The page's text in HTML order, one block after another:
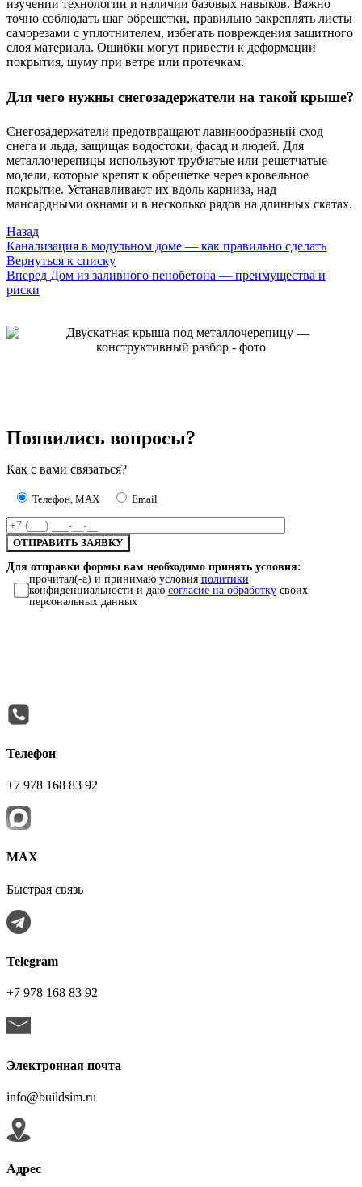
изучении технологии и наличии базовых навыков. Важно
точно соблюдать шаг обрешетки, правильно закреплять листы
саморезами с уплотнителем, избегать повреждения защитного
слоя материала. Ошибки могут привести к деформации
покрытия, шуму при ветре или протечкам.
Для чего нужны снегозадержатели на такой крыше?
Снегозадержатели предотвращают лавинообразный сход
снега и льда, защищая водостоки, фасад и людей. Для
металлочерепицы используют трубчатые или решетчатые
модели, которые крепят к обрешетке через кровельное
покрытие. Устанавливают их вдоль карниза, над
мансардными окнами и в несколько рядов на длинных скатах.
Назад
Канализация в модульном доме — как правильно сделать
Вернуться к списку
Вперед Дом из заливного пенобетона — преимущества и
риски
Появились вопросы?
Как с вами связаться?
Телефон, MAX Email
Для отправки формы вам необходимо принять условия:
прочитал(-а) и принимаю условия политики
конфиденциальности и даю согласие на обработкусвоих
персональных данных
Телефон
+7 978 168 83 92
МАХ
Быстрая связь
Telegram
+7 978 168 83 92
Электронная почта
info@buildsim.ru
Адрес